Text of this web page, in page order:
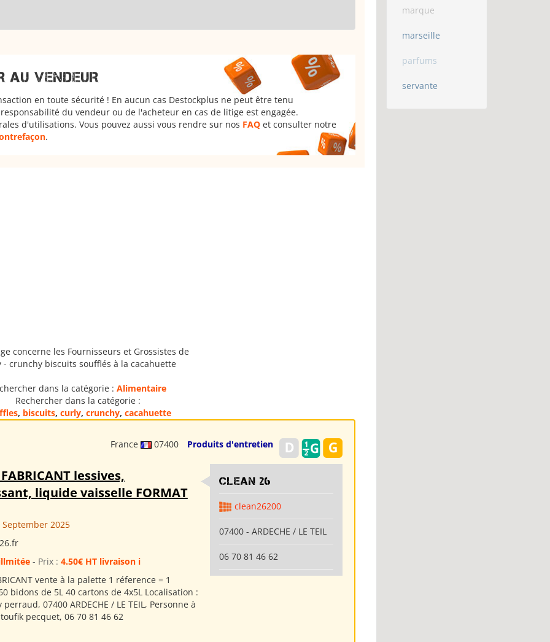
AU VENDEUR
en toute sécurité ! En aucun cas Destockplus ne peut être tenu
du vendeur ou de l'acheteur en cas de litige est engagée.
d'utilisations. Vous pouvez aussi vous rendre sur nos FAQ et consulter notre
.
concerne les Fournisseurs et Grossistes de
- crunchy biscuits soufflés à la cacahuette
dans la catégorie : Alimentaire
Rechercher dans la catégorie :
, biscuits, curly, crunchy, cacahuette
France 07400 Produits d'entretien
lessives,
liquide vaisselle FORMAT
2025
- Prix : 4.50€ HT livraison i
vente à la palette 1 réference = 1
bidons de 5L 40 cartons de 4x5L Localisation :
07400 ARDECHE / LE TEIL, Personne à
pecquet, 06 70 81 46 62
clean 26
clean26200
07400 - ARDECHE / LE TEIL
06 70 81 46 62
marque
marseille
parfums
servante